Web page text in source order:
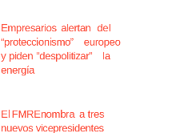
Empresarios alertan del
“proteccionismo” europeo
y piden “despolitizar”
la
energía
El FMREnombra a tres
nuevos vicepresidentes